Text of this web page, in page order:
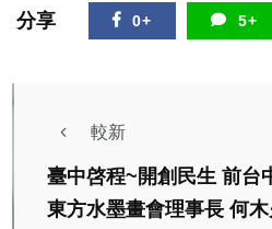
分享 0+ 5+
較新
臺中啓程~開創民生 前台
東方水墨畫會理事長 何木